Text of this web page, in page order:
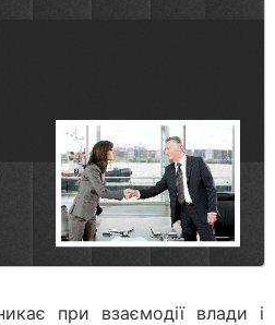
при взаємодії влади і